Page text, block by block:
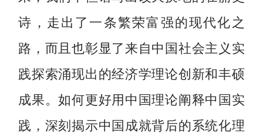
诗，走出了一条繁荣富强的现代化之
路，而且也彰显了来自中国社会主义实
践探索涌现出的经济学理论创新和丰硕
成果。如何更好用中国理论阐释中国实
践，深刻揭示中国成就背后的系统化理